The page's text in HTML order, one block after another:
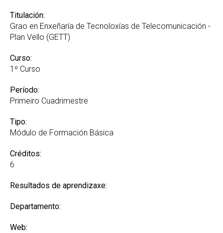
Titulación:
Grao en Enxeñaría de Tecnoloxías de Telecomunicación -
Plan Vello (GETT)
Curso:
1º Curso
Período:
Primeiro Cuadrimestre
Tipo:
Módulo de Formación Básica
Créditos:
6
Resultados de aprendizaxe:
Departamento:
Web: